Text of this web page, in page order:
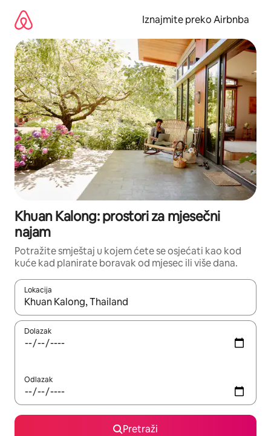
sadržaj
Iznajmite preko Airbnba
Khuan Kalong: prostori za mjesečni
najam
Potražite smještaj u kojem ćete se osjećati kao kod
kuće kad planirate boravak od mjesec ili više dana.
Lokacija
Kada budu dostupni rezultati, moći ćete ih pregledati
Dolazak
Odlazak
Pretraži